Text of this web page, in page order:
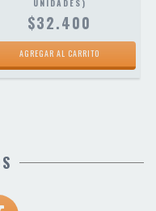
UNIDADES)
$32.400